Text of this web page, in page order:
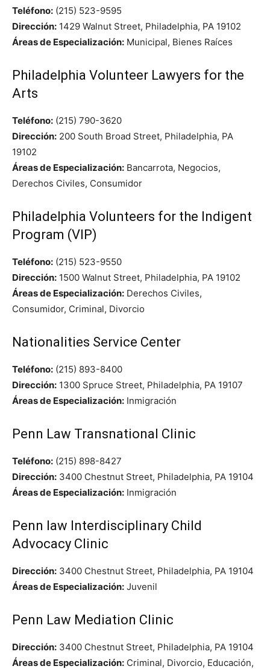
Teléfono: (215) 523-9595
Dirección: 1429 Walnut Street, Philadelphia, PA 19102
Áreas de Especialización: Municipal, Bienes Raíces
Philadelphia Volunteer Lawyers for the
Arts
Teléfono: (215) 790-3620
Dirección: 200 South Broad Street, Philadelphia, PA
19102
Áreas de Especialización: Bancarrota, Negocios,
Derechos Civiles, Consumidor
Philadelphia Volunteers for the Indigent
Program (VIP)
Teléfono: (215) 523-9550
Dirección: 1500 Walnut Street, Philadelphia, PA 19102
Áreas de Especialización: Derechos Civiles,
Consumidor, Criminal, Divorcio
Nationalities Service Center
Teléfono: (215) 893-8400
Dirección: 1300 Spruce Street, Philadelphia, PA 19107
Áreas de Especialización: Inmigración
Penn Law Transnational Clinic
Teléfono: (215) 898-8427
Dirección: 3400 Chestnut Street, Philadelphia, PA 19104
Áreas de Especialización: Inmigración
Penn law Interdisciplinary Child
Advocacy Clinic
Dirección: 3400 Chestnut Street, Philadelphia, PA 19104
Áreas de Especialización: Juvenil
Penn Law Mediation Clinic
Dirección: 3400 Chestnut Street, Philadelphia, PA 19104
Áreas de Especialización: Criminal, Divorcio, Educación,